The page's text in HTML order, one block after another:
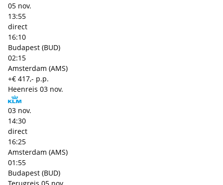
05 nov.
13:55
direct
16:10
Budapest (BUD)
02:15
Amsterdam (AMS)
+€ 417,- p.p.
Heenreis 03 nov.
03 nov.
14:30
direct
16:25
Amsterdam (AMS)
01:55
Budapest (BUD)